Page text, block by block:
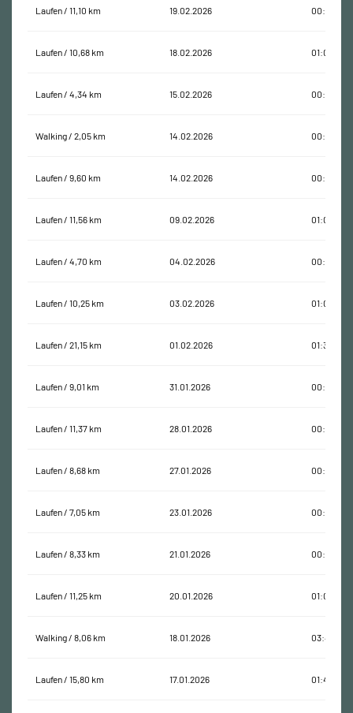
Laufen / 11,10 km 19.02.2026 00:59:56
Laufen / 10,68 km 18.02.2026 01:03:23
Laufen / 4,34 km 15.02.2026 00:28:46
Walking / 2,05 km 14.02.2026 00:38:41
Laufen / 9,60 km 14.02.2026 00:58:58
Laufen / 11,56 km 09.02.2026 01:00:03
Laufen / 4,70 km 04.02.2026 00:22:58
Laufen / 10,25 km 03.02.2026 01:00:01
Laufen / 21,15 km 01.02.2026 01:35:14
Laufen / 9,01 km 31.01.2026 00:50:24
Laufen / 11,37 km 28.01.2026 00:59:33
Laufen / 8,68 km 27.01.2026 00:51:16
Laufen / 7,05 km 23.01.2026 00:45:04
Laufen / 8,33 km 21.01.2026 00:45:48
Laufen / 11,25 km 20.01.2026 01:00:42
Walking / 8,06 km 18.01.2026 03:49:00
Laufen / 15,80 km 17.01.2026 01:40:50